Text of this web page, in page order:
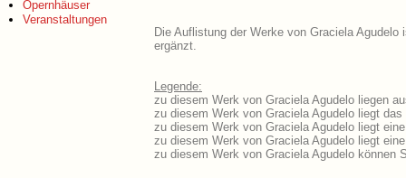
Opernhäuser
Veranstaltungen
Die Auflistung der Werke von Graciela
ergänzt.
Legende:
zu diesem Werk von Graciela Agudelo liegen
zu diesem Werk von Graciela Agudelo liegt das
zu diesem Werk von Graciela Agudelo liegt
zu diesem Werk von Graciela Agudelo liegt
zu diesem Werk von Graciela Agudelo können